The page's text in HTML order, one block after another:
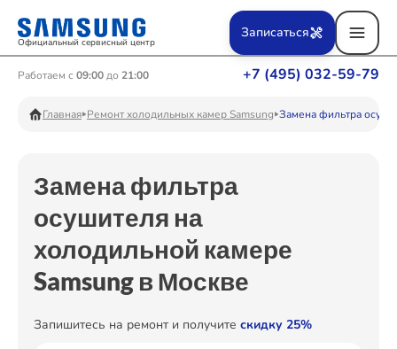
Официальный сервисный центр
+7 (495) 032-59-79
Работаем с 09:00до 21:00
Записаться
Главная Ремонт холодильных камер Samsung Замена фильтра
Замена фильтра
осушителя на
холодильной камере
Samsung в Москве
Запишитесь на ремонт и получите скидку 25%
Ремонт Вертикальных пылесосов
Ремонт Телевизоров
Ремонт Пылесосов